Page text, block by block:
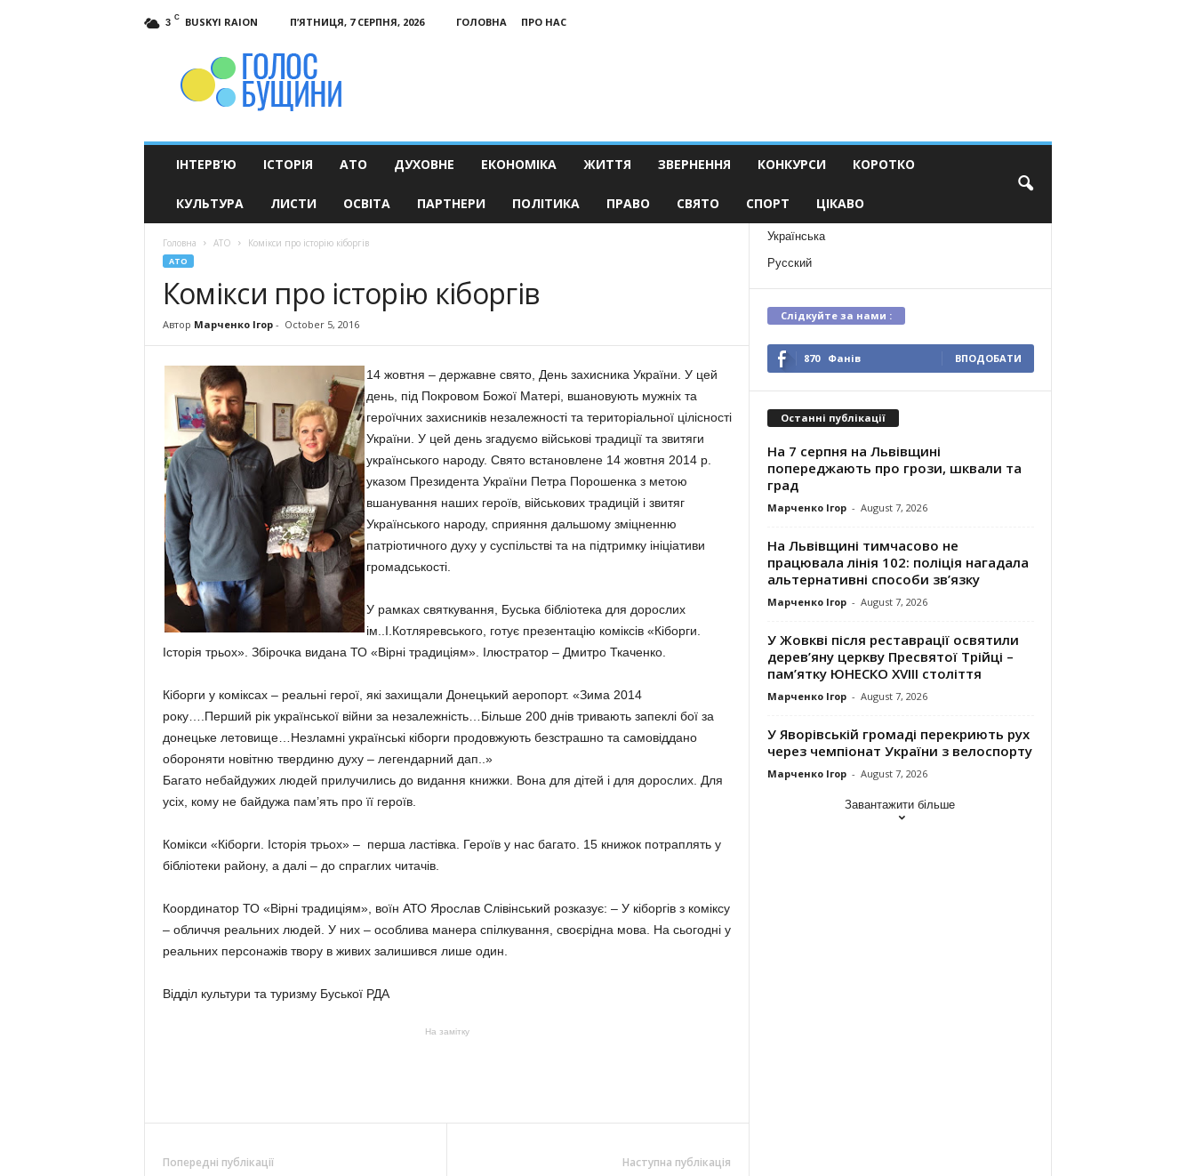
3 C BUSKYI RAION П’ЯТНИЦЯ, 7 СЕРПНЯ, 2026 ГОЛОВНА
ПРО НАС
ІНТЕРВ’Ю ІСТОРІЯ АТО ДУХОВНЕ ЕКОНОМІКА ЖИТТЯ ЗВЕРНЕННЯ КОНКУРСИ КОРОТКО
КУЛЬТУРА ЛИСТИ ОСВІТА ПАРТНЕРИ ПОЛІТИКА ПРАВО СВЯТО СПОРТ ЦІКАВО
Головна АТО Комікси про історію кіборгів
АТО
Комікси про історію кіборгів
Автор Марченко Ігор- October 5, 2016
14 жовтня – державне свято, День захисника України. У цей
день, під Покровом Божої Матері, вшановують мужніх та
героїчних захисників незалежності та територіальної цілісності
України. У цей день згадуємо військові традиції та звитяги
українського народу. Свято встановлене 14 жовтня 2014 р.
указом Президента України Петра Порошенка з метою
вшанування наших героїв, військових традицій і звитяг
Українського народу, сприяння дальшому зміцненню
патріотичного духу у суспільстві та на підтримку ініціативи
громадськості.
У рамках святкування, Буська бібліотека для дорослих
ім..І.Котляревського, готує презентацію коміксів «Кіборги.
Історія трьох». Збірочка видана ТО «Вірні традиціям». Ілюстратор – Дмитро Ткаченко.
Кіборги у коміксах – реальні герої, які захищали Донецький аеропорт. «Зима 2014
року….Перший рік української війни за незалежність…Більше 200 днів тривають запеклі бої за
донецьке летовище…Незламні українські кіборги продовжують безстрашно та самовіддано
обороняти новітню твердиню духу – легендарний дап..»
Багато небайдужих людей прилучились до видання книжки. Вона для дітей і для дорослих. Для
усіх, кому не байдужа пам’ять про її героїв.
Комікси «Кіборги. Історія трьох» – перша ластівка. Героїв у нас багато. 15 книжок потраплять у
бібліотеки району, а далі – до спраглих читачів.
Координатор ТО «Вірні традиціям», воїн АТО Ярослав Слівінський розказує: – У кіборгів з коміксу
– обличчя реальних людей. У них – особлива манера спілкування, своєрідна мова. На сьогодні у
реальних персонажів твору в живих залишився лише один.
Відділ культури та туризму Буської РДА
На замітку
Попередні публікації Наступна публікація
Українська
Русский
Слідкуйте за нами :
870 Фанів ВПОДОБАТИ
Останні публікації
На 7 серпня на Львівщині
попереджають про грози, шквали та
град
Марченко Ігор - August 7, 2026
На Львівщині тимчасово не
працювала лінія 102: поліція нагадала
альтернативні способи зв’язку
Марченко Ігор - August 7, 2026
У Жовкві після реставрації освятили
дерев’яну церкву Пресвятої Трійці –
пам’ятку ЮНЕСКО XVIII століття
Марченко Ігор - August 7, 2026
У Яворівській громаді перекриють рух
через чемпіонат України з велоспорту
Марченко Ігор - August 7, 2026
Завантажити більше